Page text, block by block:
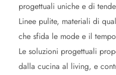
progettuali uniche e di
Linee pulite, materiali di
che sfida le mode e il
Le soluzioni progettuali
dalla cucina al living, e